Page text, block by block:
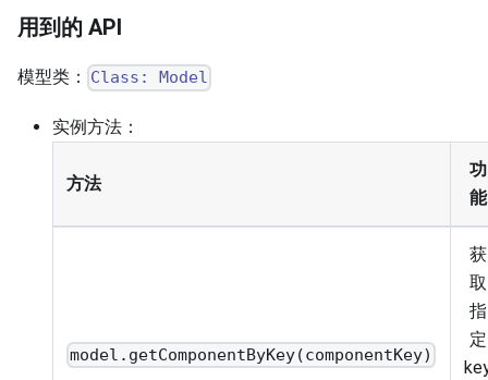
用到的 API
模型类： Class: Model
实例方法：
方法
功
能
model.getComponentByKey(componentKey)
获
取
指
定